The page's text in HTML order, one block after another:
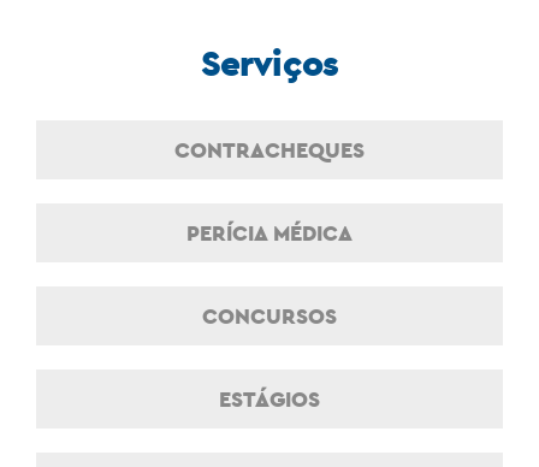
Serviços
CONTRACHEQUES
PERÍCIA MÉDICA
CONCURSOS
ESTÁGIOS